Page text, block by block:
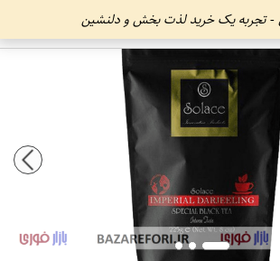
- تجربه یک خرید لذت بخش و دلنشین